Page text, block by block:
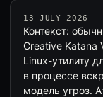
13 JULY 2026
Контекст:
Creative Katana
Linux-утилиту
в процессе
модель угроз.